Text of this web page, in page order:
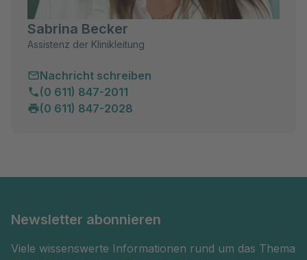
Sabrina Becker
Assistenz der Klinikleitung
Nachricht schreiben
(0 611) 847-2011
(0 611) 847-2028
Newsletter abonnieren
Viele wissenswerte Informationen rund um das Thema